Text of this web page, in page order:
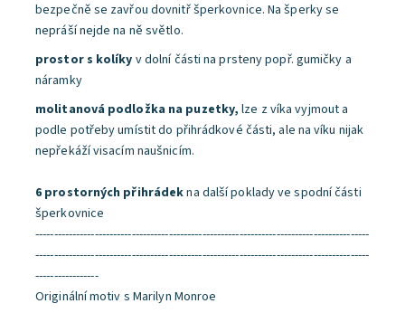
bezpečně se zavřou dovnitř šperkovnice. Na šperky se
nepráší nejde na ně světlo.
prostor s kolíky v dolní části na prsteny popř. gumičky a
náramky
molitanová podložka na puzetky, lze z víka vyjmout a
podle potřeby umístit do přihrádkové části, ale na víku nijak
nepřekáží visacím naušnicím.
6 prostorných přihrádekna další poklady ve spodní části
šperkovnice
------------------------------------------------------------------------------------------
------------------------------------------------------------------------------------------
-----------------
Originální motiv s Marilyn Monroe